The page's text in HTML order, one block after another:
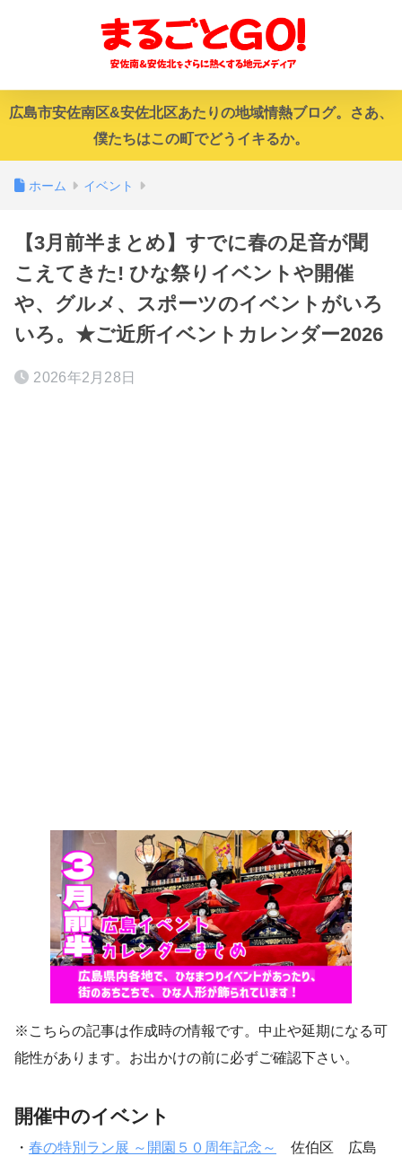
広島市安佐南区&安佐北区あたりの地域情熱ブログ。さあ、
僕たちはこの町でどうイキるか。
ホーム イベント
【3月前半まとめ】すでに春の足音が聞
こえてきた! ひな祭りイベントや開催
や、グルメ、スポーツのイベントがいろ
いろ。★ご近所イベントカレンダー2026
2026年2月28日
※こちらの記事は作成時の情報です。中止や延期になる可
能性があります。お出かけの前に必ずご確認下さい。
開催中のイベント
・ 春の特別ラン展 ～開園５０周年記念～
佐伯区 広島